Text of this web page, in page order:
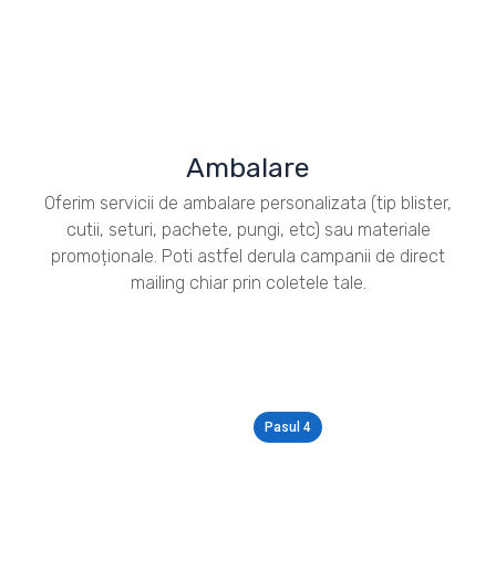
Ambalare
Oferim servicii de ambalare personalizata (tip blister,
cutii, seturi, pachete, pungi, etc) sau materiale
promoționale. Poti astfel derula campanii de direct
mailing chiar prin coletele tale.
Pasul 4